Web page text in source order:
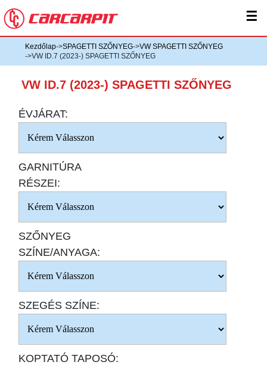
☰
Kezdőlap->SPAGETTI SZŐNYEG->VW SPAGETTI SZŐNYEG
->VW ID.7 (2023-) SPAGETTI SZŐNYEG
VW ID.7 (2023-) SPAGETTI SZŐNYEG
ÉVJÁRAT:
GARNITÚRA
RÉSZEI:
SZŐNYEG
SZÍNE/ANYAGA:
SZEGÉS SZÍNE:
KOPTATÓ TAPOSÓ: